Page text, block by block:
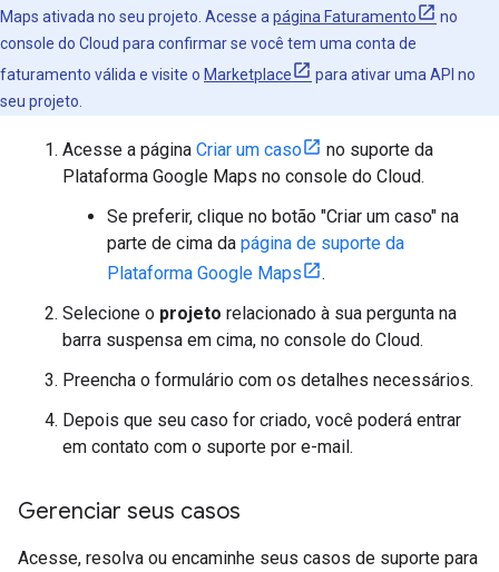
Maps ativada no seu projeto. Acesse a página Faturamento
no
console do Cloud para confirmar se você tem uma conta de
faturamento válida e visite o Marketplace
para ativar uma API no
seu projeto.
Acesse a página Criar um caso
no suporte da
Plataforma Google Maps no console do Cloud.
Se preferir, clique no botão "Criar um caso" na
parte de cima da página de suporte da
Plataforma Google Maps
.
Selecione o projeto relacionado à sua pergunta na
barra suspensa em cima, no console do Cloud.
Preencha o formulário com os detalhes necessários.
Depois que seu caso for criado, você poderá entrar
em contato com o suporte por e-mail.
Gerenciar seus casos
Acesse, resolva ou encaminhe seus casos de suporte para